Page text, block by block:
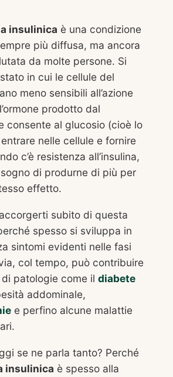
insulinica è una condizione
più diffusa, ma ancora
da molte persone. Si
in cui le cellule del
meno sensibili all’azione
prodotto dal
consente al glucosio (cioè lo
nelle cellule e fornire
c’è resistenza all’insulina,
di produrne di più per
effetto.
subito di questa
spesso si sviluppa in
sintomi evidenti nelle fasi
col tempo, può contribuire
patologie come il diabete
addominale,
e perfino alcune malattie
se ne parla tanto? Perché
insulinica è spesso alla